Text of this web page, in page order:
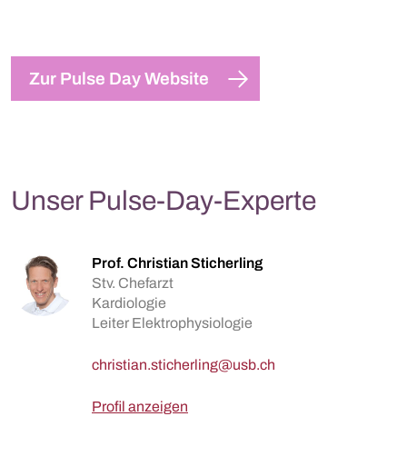
Zur Pulse Day Website
Unser Pulse-Day-Experte
Prof. Christian Sticherling
Stv. Chefarzt
Kardiologie
Leiter Elektrophysiologie
Profil anzeigen